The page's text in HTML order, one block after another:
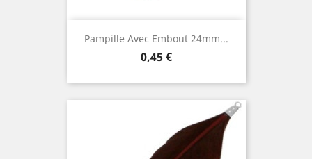
Pampille Avec Embout 24mm...
Prix
0,45 €